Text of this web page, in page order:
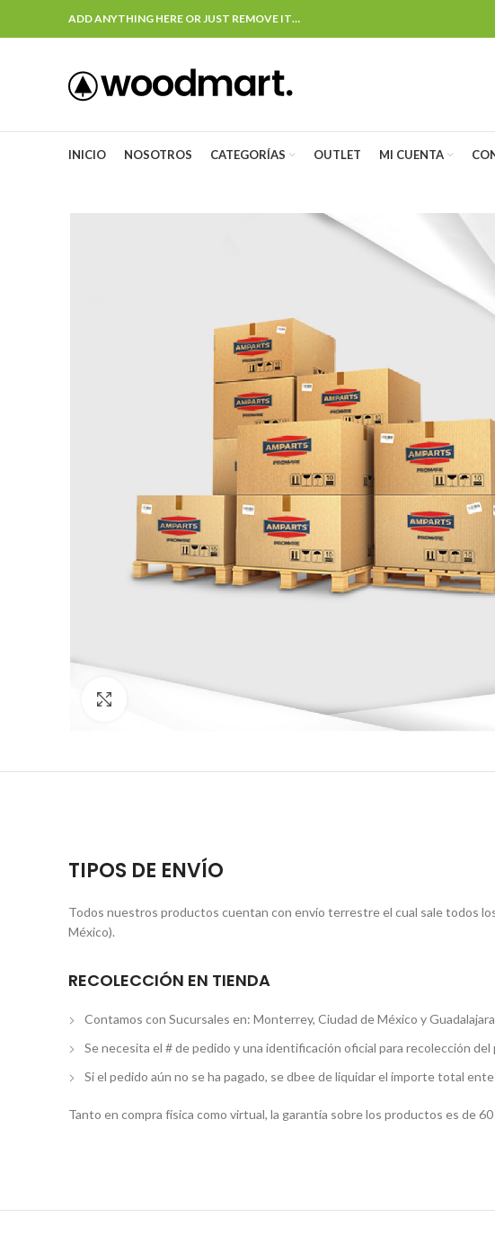
ADD ANYTHING HERE OR JUST REMOVE IT…
INICIO NOSOTROS CATEGORÍAS OUTLET MI CUENTA
TIPOS DE ENVÍO
Todos nuestros productos cuentan con envío terrestre el cual sale todos
México).
RECOLECCIÓN EN TIENDA
Contamos con Sucursales en: Monterrey, Ciudad de México y
Se necesita el # de pedido y una identificación oficial para recolección del
Si el pedido aún no se ha pagado, se dbee de liquidar el importe total
Tanto en compra física como virtual, la garantía sobre los productos es de